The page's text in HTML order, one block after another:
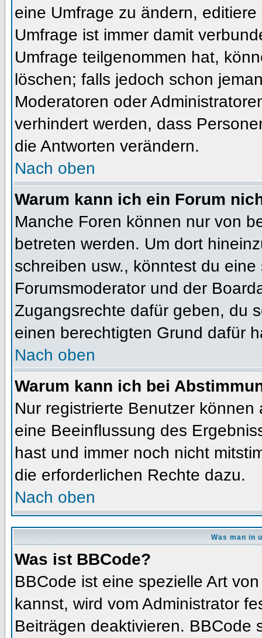
eine Umfrage zu ändern,
Umfrage ist immer damit
Umfrage teilgenommen hat,
löschen; falls jedoch schon
Moderatoren oder
verhindert werden, dass
die Antworten verändern.
Nach oben
Warum kann ich ein Forum
Manche Foren können nur von
betreten werden. Um dort
schreiben usw., könntest du
Forumsmoderator und der
Zugangsrechte dafür geben, du
einen berechtigten Grund dafür
Nach oben
Warum kann ich bei
Nur registrierte Benutzer
eine Beeinflussung des
hast und immer noch nicht
die erforderlichen Rechte dazu.
Nach oben
Was man in
Was ist BBCode?
BBCode ist eine spezielle Art
kannst, wird vom Administrator
Beiträgen deaktivieren. BBCode